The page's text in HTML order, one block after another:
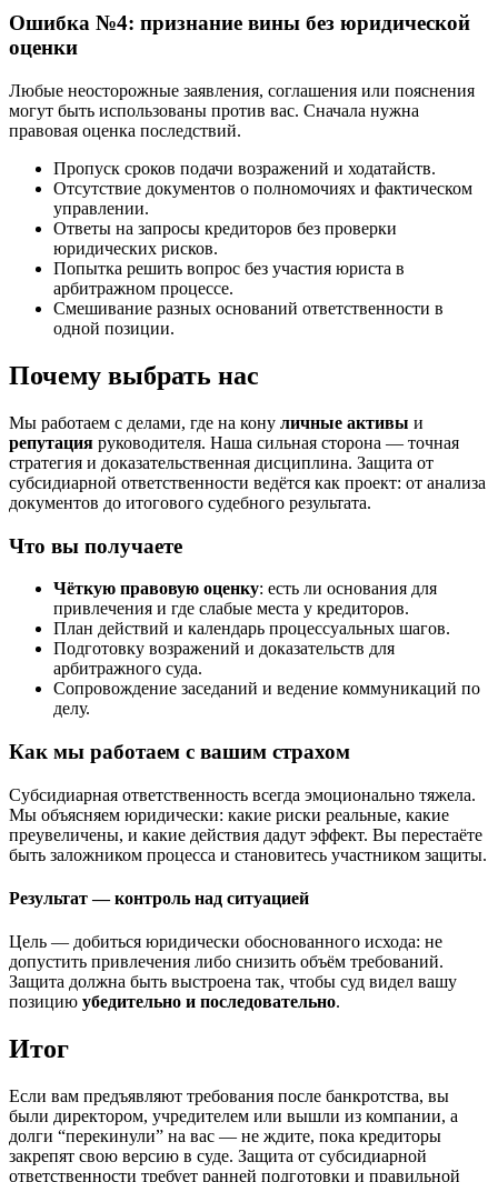
Ошибка №4: признание вины без юридической
оценки
Любые неосторожные заявления, соглашения или пояснения
могут быть использованы против вас. Сначала нужна
правовая оценка последствий.
Пропуск сроков подачи возражений и ходатайств.
Отсутствие документов о полномочиях и фактическом
управлении.
Ответы на запросы кредиторов без проверки
юридических рисков.
Попытка решить вопрос без участия юриста в
арбитражном процессе.
Смешивание разных оснований ответственности в
одной позиции.
Почему выбрать нас
Мы работаем с делами, где на кону личные активы и
репутация руководителя. Наша сильная сторона — точная
стратегия и доказательственная дисциплина. Защита от
субсидиарной ответственности ведётся как проект: от анализа
документов до итогового судебного результата.
Что вы получаете
Чёткую правовую оценку: есть ли основания для
привлечения и где слабые места у кредиторов.
План действий и календарь процессуальных шагов.
Подготовку возражений и доказательств для
арбитражного суда.
Сопровождение заседаний и ведение коммуникаций по
делу.
Как мы работаем с вашим страхом
Субсидиарная ответственность всегда эмоционально тяжела.
Мы объясняем юридически: какие риски реальные, какие
преувеличены, и какие действия дадут эффект. Вы перестаёте
быть заложником процесса и становитесь участником защиты.
Результат — контроль над ситуацией
Цель — добиться юридически обоснованного исхода: не
допустить привлечения либо снизить объём требований.
Защита должна быть выстроена так, чтобы суд видел вашу
позицию убедительно и последовательно.
Итог
Если вам предъявляют требования после банкротства, вы
были директором, учредителем или вышли из компании, а
долги “перекинули” на вас — не ждите, пока кредиторы
закрепят свою версию в суде. Защита от субсидиарной
ответственности требует ранней подготовки и правильной